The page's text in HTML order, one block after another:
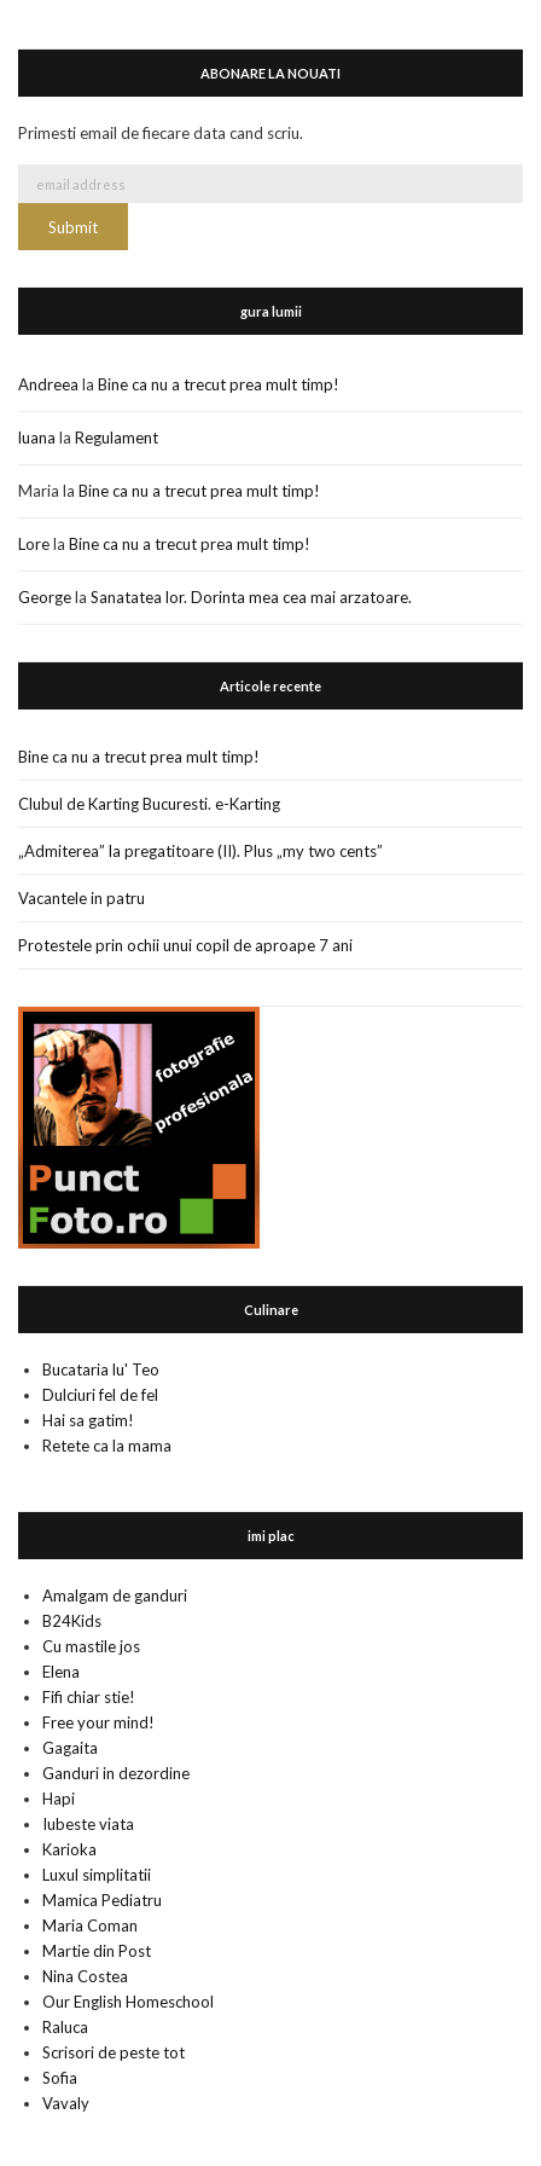
ABONARE LA NOUATI
Primesti email de fiecare data cand scriu.
gura lumii
Andreea la Bine ca nu a trecut prea mult timp!
luana la Regulament
Maria la Bine ca nu a trecut prea mult timp!
Lorela Bine ca nu a trecut prea mult timp!
Georgela Sanatatea lor. Dorinta mea cea mai arzatoare.
Articole recente
Bine ca nu a trecut prea mult timp!
Clubul de Karting Bucuresti. e-Karting
„Admiterea” la pregatitoare (II). Plus „my two cents”
Vacantele in patru
Protestele prin ochii unui copil de aproape 7 ani
Culinare
Bucataria lu' Teo
Dulciuri fel de fel
Hai sa gatim!
Retete ca la mama
imi plac
Amalgam de ganduri
B24Kids
Cu mastile jos
Elena
Fifi chiar stie!
Free your mind!
Gagaita
Ganduri in dezordine
Hapi
Iubeste viata
Karioka
Luxul simplitatii
Mamica Pediatru
Maria Coman
Martie din Post
Nina Costea
Our English Homeschool
Raluca
Scrisori de peste tot
Sofia
Vavaly